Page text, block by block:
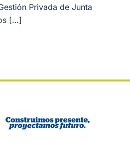
Privada de Junta
[…]